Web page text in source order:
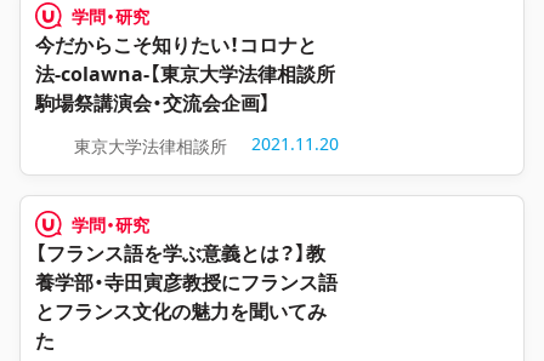
学問・研究
今だからこそ知りたい！コロナと
法-colawna-【東京大学法律相談所
駒場祭講演会・交流会企画】
東京大学法律相談所 2021.11.20
学問・研究
【フランス語を学ぶ意義とは？】教
養学部・寺田寅彦教授にフランス語
とフランス文化の魅力を聞いてみ
た